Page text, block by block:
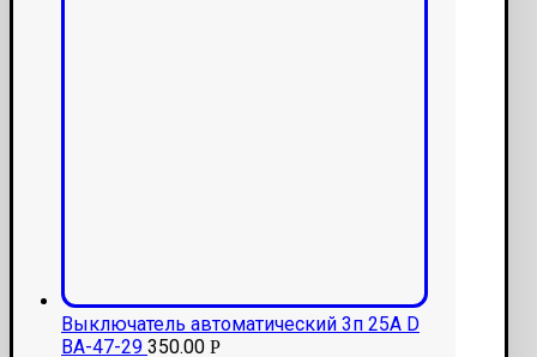
Выключатель автоматический 3п 25А D
ВА-47-29 350.00 Р